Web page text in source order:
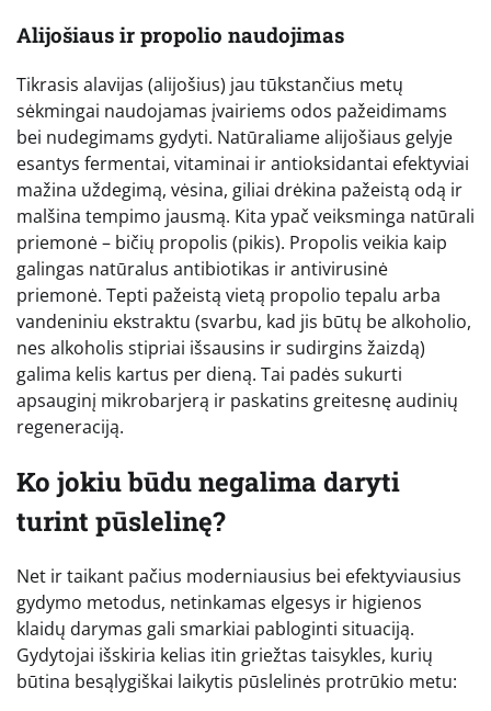
Alijošiaus ir propolio naudojimas
Tikrasis alavijas (alijošius) jau tūkstančius metų
sėkmingai naudojamas įvairiems odos pažeidimams
bei nudegimams gydyti. Natūraliame alijošiaus gelyje
esantys fermentai, vitaminai ir antioksidantai efektyviai
mažina uždegimą, vėsina, giliai drėkina pažeistą odą ir
malšina tempimo jausmą. Kita ypač veiksminga natūrali
priemonė – bičių propolis (pikis). Propolis veikia kaip
galingas natūralus antibiotikas ir antivirusinė
priemonė. Tepti pažeistą vietą propolio tepalu arba
vandeniniu ekstraktu (svarbu, kad jis būtų be alkoholio,
nes alkoholis stipriai išsausins ir sudirgins žaizdą)
galima kelis kartus per dieną. Tai padės sukurti
apsauginį mikrobarjerą ir paskatins greitesnę audinių
regeneraciją.
Ko jokiu būdu negalima daryti
turint pūslelinę?
Net ir taikant pačius moderniausius bei efektyviausius
gydymo metodus, netinkamas elgesys ir higienos
klaidų darymas gali smarkiai pabloginti situaciją.
Gydytojai išskiria kelias itin griežtas taisykles, kurių
būtina besąlygiškai laikytis pūslelinės protrūkio metu: